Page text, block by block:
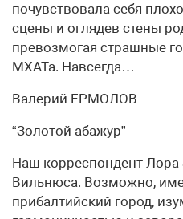
почувствовала себя
сцены и оглядев стены
превозмогая страшные
МХАТа. Навсегда…
Валерий ЕРМОЛОВ
“Золотой абажур”
Наш корреспондент
Вильнюса. Возможно,
прибалтийский город,